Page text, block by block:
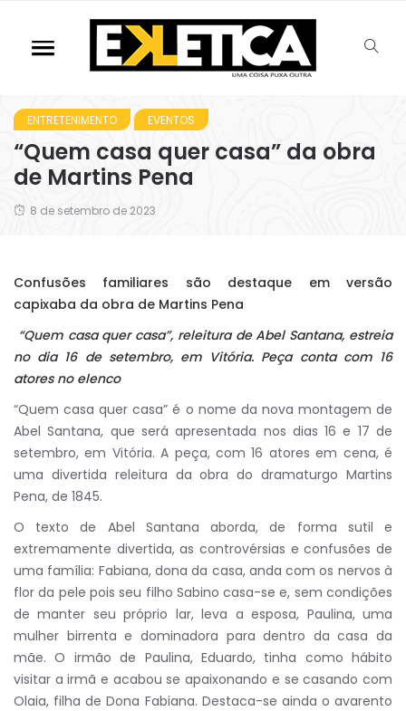
ENTRETENIMENTO EVENTOS
“Quem casa quer casa” da obra
de Martins Pena
8 de setembro de 2023
Confusões familiares são destaque em versão
capixaba da obra de Martins Pena
“Quem casa quer casa”, releitura de Abel Santana, estreia
no dia 16 de setembro, em Vitória. Peça conta com 16
atores no elenco
“Quem casa quer casa” é o nome da nova montagem de
Abel Santana, que será apresentada nos dias 16 e 17 de
setembro, em Vitória. A peça, com 16 atores em cena, é
uma divertida releitura da obra do dramaturgo Martins
Pena, de 1845.
O texto de Abel Santana aborda, de forma sutil e
extremamente divertida, as controvérsias e confusões de
uma família: Fabiana, dona da casa, anda com os nervos à
flor da pele pois seu filho Sabino casa-se e, sem condições
de manter seu próprio lar, leva a esposa, Paulina, uma
mulher birrenta e dominadora para dentro da casa da
mãe. O irmão de Paulina, Eduardo, tinha como hábito
visitar a irmã e acabou se apaixonando e se casando com
Olaia, filha de Dona Fabiana. Destaca-se ainda o avarento